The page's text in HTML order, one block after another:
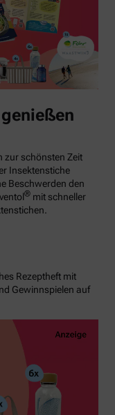
zur schönsten Zeit
Insektenstiche
Beschwerden den
® mit schneller
Rezeptheft mit
Gewinnspielen auf